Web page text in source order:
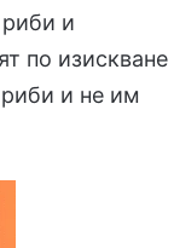
и
по изискване
и не им